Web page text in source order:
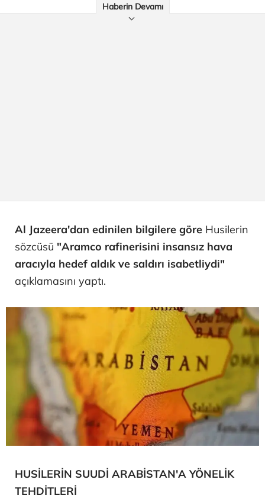
Haberin Devamı
Al Jazeera'dan edinilen bilgilere göre Husilerin
sözcüsü "Aramco rafinerisini insansız hava
aracıyla hedef aldık ve saldırı isabetliydi"
açıklamasını yaptı.
HUSİLERİN SUUDİ ARABİSTAN'A YÖNELİK
TEHDİTLERİ